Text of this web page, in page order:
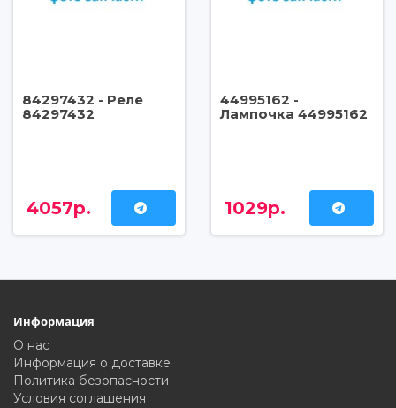
84297432 - Реле
84297432
4057р.
44995162 -
Лампочка 44995162
1029р.
Информация
О нас
Информация о доставке
Политика безопасности
Условия соглашения